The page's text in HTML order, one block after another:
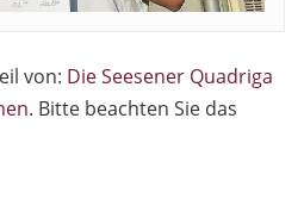
von: Die Seesener Quadriga
. Bitte beachten Sie das